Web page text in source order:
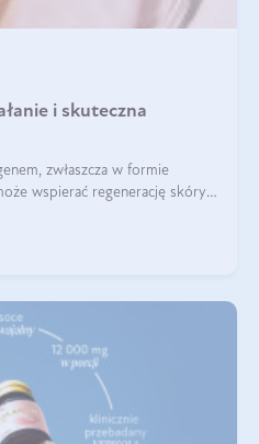
i skuteczna
zwłaszcza w formie
wspierać regenerację skóry i